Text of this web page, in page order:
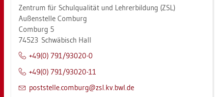
Zen­trum für Schul­qua­li­tät und Leh­rer­bil­dung (ZSL)
Au­ßen­stel­le Com­burg
Com­burg 5
74523 Schwä­bisch Hall
+49(0) 791/93020-0
+49(0) 791/93020-11
post­stel­le.​comburg@​zsl.​kv.​bwl.​de